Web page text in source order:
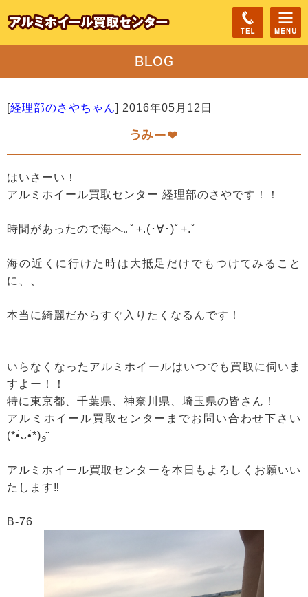
BLOG
[経理部のさやちゃん] 2016年05月12日
うみー❤
はいさーい！
アルミホイール買取センター 経理部のさやです！！
時間があったので海へ｡ﾟ+.(･∀･)ﾟ+.ﾟ
海の近くに行けた時は大抵足だけでもつけてみること
に、、
本当に綺麗だからすぐ入りたくなるんです！
いらなくなったアルミホイールはいつでも買取に伺いま
すよー！！
特に東京都、千葉県、神奈川県、埼玉県の皆さん！
アルミホイール買取センターまでお問い合わせ下さい
(*•̀ᴗ•́*)و ̑̑
アルミホイール買取センターを本日もよろしくお願いい
たします‼
B-76